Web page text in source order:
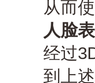
从而
人脸
经过
到上